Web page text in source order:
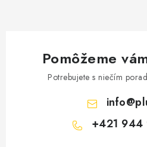
Pomôžeme
Potrebujete s niečím
info@
+421